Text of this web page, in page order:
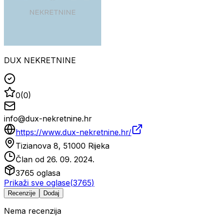
DUX NEKRETNINE
0(0)
info@dux-nekretnine.hr
https://www.dux-nekretnine.hr/
Tizianova 8, 51000 Rijeka
Član od 26. 09. 2024.
3765 oglasa
Prikaži sve oglase(3765)
Recenzije Dodaj
Nema recenzija